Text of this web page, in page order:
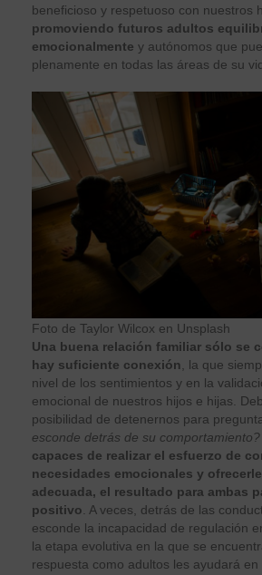
beneficioso y respetuoso con nuestros
promoviendo futuros adultos
emocionalmente y autónomos que
plenamente en todas las áreas de su
Foto de Taylor Wilcox en Unsplash
Una buena relación familiar sólo se
hay suficiente conexión , la que
nivel de los sentimientos y en la
emocional de nuestros hijos e hijas.
posibilidad de detenernos para
esconde detrás de su comportamiento?
capaces de realizar el esfuerzo de
necesidades emocionales y
adecuada, el resultado para ambas
positivo . A veces, detrás de las
esconde la incapacidad de regulación
la etapa evolutiva en la que se
respuesta como adultos les ayudará